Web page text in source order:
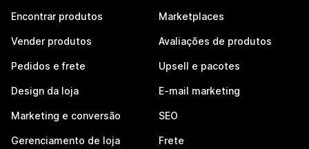
Encontrar produtos
Vender produtos
Pedidos e frete
Design da loja
Marketing e conversão
Gerenciamento de loja
Marketplaces
Avaliações de produtos
Upsell e pacotes
E-mail marketing
SEO
Frete